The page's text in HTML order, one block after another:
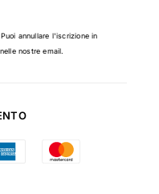
annullare l'iscrizione in
nostre email.